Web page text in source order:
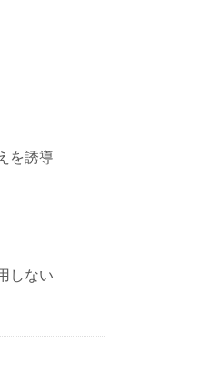
を誘導
しない